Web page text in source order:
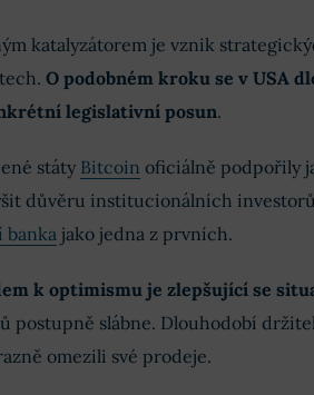
katalyzátorem je vznik
O podobném kroku se v USA
legislativní posun.
státy Bitcoin oficiálně podpořily
důvěru institucionálních
bankajako jedna z prvních.
k optimismu je zlepšující se
postupně slábne. Dlouhodobí
omezili své prodeje.